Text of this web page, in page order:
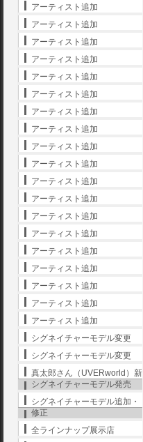
アーティスト追加
アーティスト追加
アーティスト追加
アーティスト追加
アーティスト追加
アーティスト追加
アーティスト追加
アーティスト追加
アーティスト追加
アーティスト追加
アーティスト追加
アーティスト追加
アーティスト追加
アーティスト追加
アーティスト追加
アーティスト追加
アーティスト追加
アーティスト追加
アーティスト追加
シグネイチャーモデル変更
シグネイチャーモデル変更
真太郎さん（UVERworld）新
シグネイチャーモデル発売
シグネイチャーモデル追加・
修正
全ラインナップ展示店